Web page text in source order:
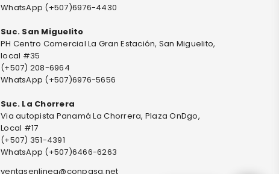
WhatsApp (+507)6976-4430
Suc. San Miguelito
PH Centro Comercial La Gran Estación, San Miguelito,
local #35
(+507) 208-6964
WhatsApp (+507)6976-5656
Suc. La Chorrera
Via autopista Panamá La Chorrera, Plaza OnDgo,
Local #17
(+507) 351-4391
WhatsApp (+507)6466-6263
ventasenlinea@conpasa.net